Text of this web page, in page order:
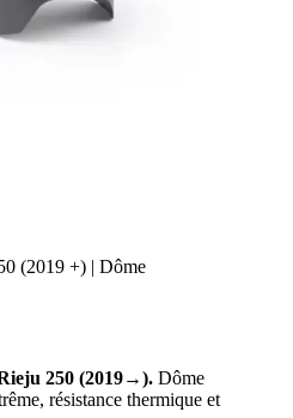
(2019 +) | Dôme
250 (2019→). Dôme
résistance thermique et